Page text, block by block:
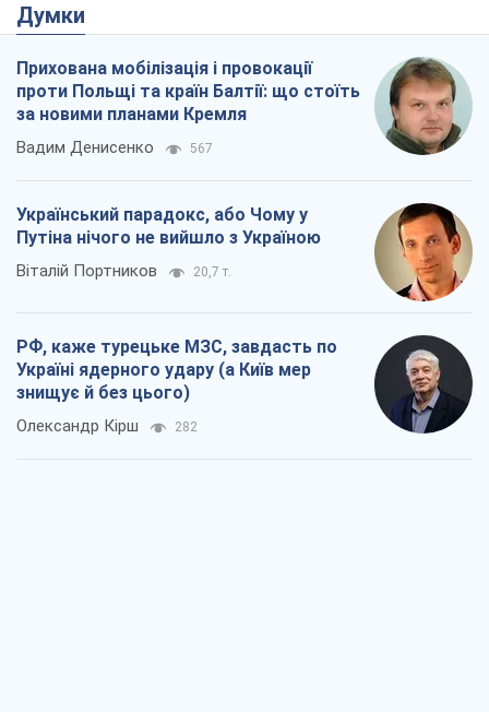
Думки
Прихована мобілізація і провокації
проти Польщі та країн Балтії: що стоїть
за новими планами Кремля
Вадим Денисенко 567
Український парадокс, або Чому у
Путіна нічого не вийшло з Україною
Віталій Портников 20,7 т.
РФ, каже турецьке МЗС, завдасть по
Україні ядерного удару (а Київ мер
знищує й без цього)
Олександр Кірш 282